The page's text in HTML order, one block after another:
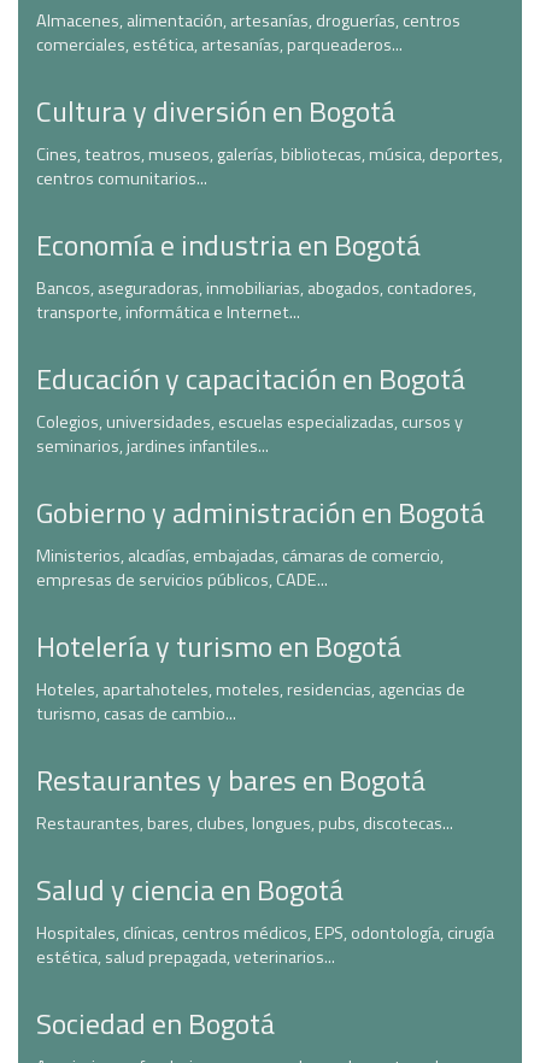
Almacenes, alimentación, artesanías, droguerías, centros
comerciales, estética, artesanías, parqueaderos...
Cultura y diversión en Bogotá
Cines, teatros, museos, galerías, bibliotecas, música, deportes,
centros comunitarios...
Economía e industria en Bogotá
Bancos, aseguradoras, inmobiliarias, abogados, contadores,
transporte, informática e Internet...
Educación y capacitación en Bogotá
Colegios, universidades, escuelas especializadas, cursos y
seminarios, jardines infantiles...
Gobierno y administración en Bogotá
Ministerios, alcadías, embajadas, cámaras de comercio,
empresas de servicios públicos, CADE...
Hotelería y turismo en Bogotá
Hoteles, apartahoteles, moteles, residencias, agencias de
turismo, casas de cambio...
Restaurantes y bares en Bogotá
Restaurantes, bares, clubes, longues, pubs, discotecas...
Salud y ciencia en Bogotá
Hospitales, clínicas, centros médicos, EPS, odontología, cirugía
estética, salud prepagada, veterinarios...
Sociedad en Bogotá